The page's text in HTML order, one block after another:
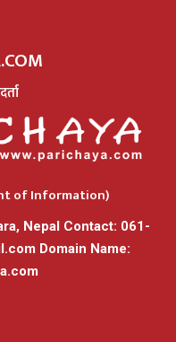
of Information)
Nepal Contact: 061-
Domain Name: